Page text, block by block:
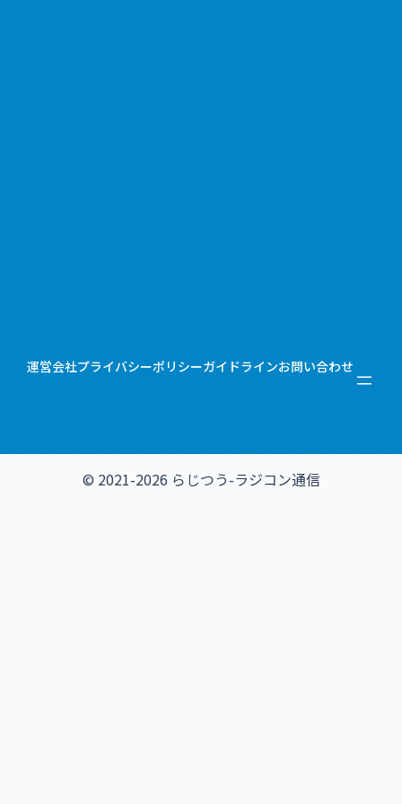
運営会社プライバシーポリシーガイドラインお問い合わせ
© 2021-2026 らじつう-ラジコン通信